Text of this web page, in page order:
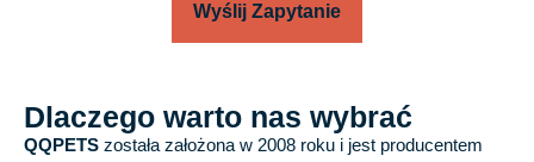
Wyślij Zapytanie
Dlaczego warto nas wybrać
QQPETS została założona w 2008 roku i jest producentem